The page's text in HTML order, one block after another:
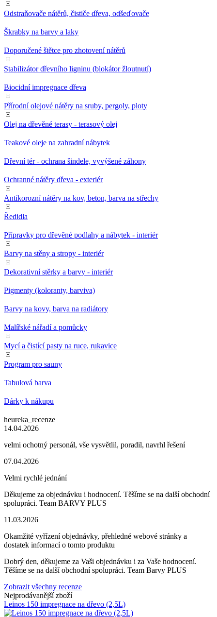
Odstraňovače nátěrů, čističe dřeva, odšeďovače
Škrabky na barvy a laky
Doporučené štětce pro zhotovení nátěrů
Stabilizátor dřevního ligninu (blokátor žloutnutí)
Biocidní impregnace dřeva
Přírodní olejové nátěry na sruby, pergoly, ploty
Olej na dřevěné terasy - terasový olej
Teakové oleje na zahradní nábytek
Dřevní tér - ochrana šindele, vyvýšené záhony
Ochranné nátěry dřeva - exteriér
Antikorozní nátěry na kov, beton, barva na střechy
Ředidla
Přípravky pro dřevěné podlahy a nábytek - interiér
Barvy na stěny a stropy - interiér
Dekorativní stěrky a barvy - interiér
Pigmenty (koloranty, barviva)
Barvy na kovy, barva na radiátory
Malířské nářadí a pomůcky
Mycí a čistící pasty na ruce, rukavice
Program pro sauny
Tabulová barva
Dárky k nákupu
heureka_recenze
14.04.2026
velmi ochotný personál, vše vysvětlil, poradil, navrhl řešení
07.04.2026
Velmi rychlé jednání
Děkujeme za objednávku i hodnocení. Těšíme se na další obchodní
spolupráci. Team BARVY PLUS
11.03.2026
Okamžité vyřízení objednávky, přehledné webové stránky a
dostatek informací o tomto produktu
Dobrý den, děkujeme za Vaši objednávku i za Vaše hodnocení.
Těšíme se na další obchodní spolupráci. Team Barvy PLUS
Zobrazit všechny recenze
Nejprodávanější zboží
Leinos 150 impregnace na dřevo (2,5L)